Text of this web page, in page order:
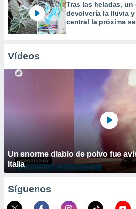
Tras las heladas,
devolvería la lluvia
central la próxima
Vídeos
Un enorme diablo de polvo fue
Italia
Síguenos